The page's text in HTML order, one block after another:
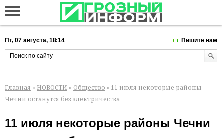
Пт, 07 августа, 18:14 Пишите нам
Главная » НОВОСТИ » Общество » 11 июля некоторые районы
Чечни останутся без электричества
11 июля некоторые районы Чечни